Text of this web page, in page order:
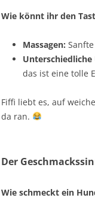
Wie könnt ihr den
Massagen:
das ist eine tolle
Fiffi liebt es, auf
da ran.
Der
Wie schmeckt ein